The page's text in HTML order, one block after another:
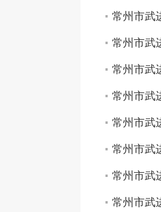
常州市武
常州市武
常州市武
常州市武
常州市武
常州市武
常州市武
常州市武